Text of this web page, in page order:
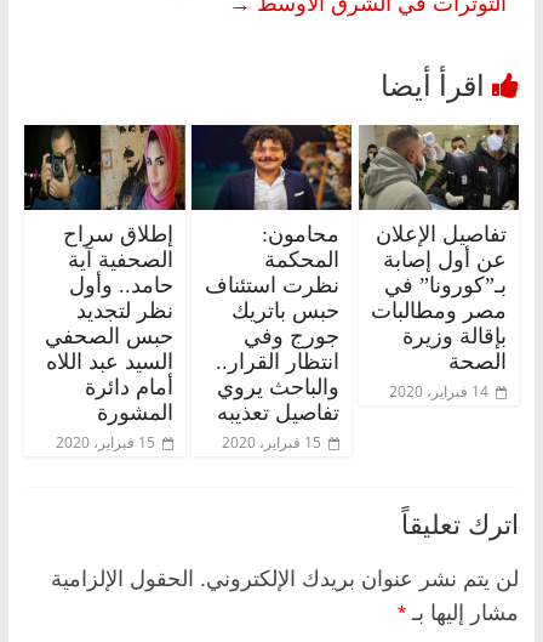
تفاصيل الإعلان
عن أول إصابة
بـ”كورونا” في
مصر ومطالبات
بإقالة وزيرة
الصحة
14 فبراير، 2020
محامون:
المحكمة
نظرت استئناف
حبس باتريك
جورج وفي
انتظار القرار..
والباحث يروي
تفاصيل تعذيبه
15 فبراير، 2020
إطلاق سراح
الصحفية آية
حامد.. وأول
نظر لتجديد
حبس الصحفي
السيد عبد اللاه
أمام دائرة
المشورة
15 فبراير، 2020
اترك تعليقاً
لن يتم نشر عنوان بريدك الإلكتروني. الحقول الإلزامية
مشار إليها بـ *